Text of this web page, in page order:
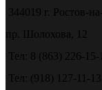
344019 г. Ростов-
пр. Шолохова, 12
Тел: 8 (863) 226-15-
Тел: (918) 127-11-